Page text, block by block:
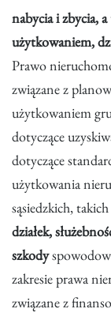
nabycia i zbycia,
użytkowaniem,
Prawo
związane z
użytkowaniem
dotyczące
dotyczące
użytkowania
sąsiedzkich,
działek,
szkody
zakresie prawa
związane z